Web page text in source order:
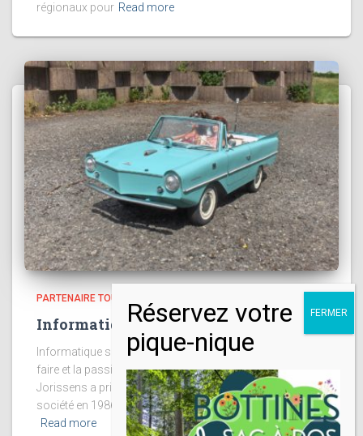
régionaux pour Read more
PARTENAIRE TOURISTIQUE
Informatique service et Informaco
Informatique service et Informaco Ou quand le savoir-
faire et la passion se rencontrent ! Monsieur Thierry
Jorissens a pris la succession de son papa à la tête de la
société en 1986. Son but était l’informatisation
Read more